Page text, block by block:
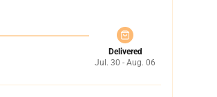
Delivered
Jul. 30 - Aug. 06